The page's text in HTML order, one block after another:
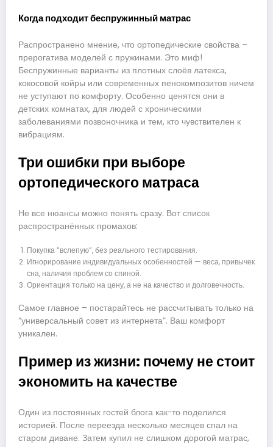
Когда подходит беспружинный матрас
Распространено мнение, что ортопедические свойства –
прерогатива моделей с пружинами. Это миф!
Беспружинные варианты из плотных слоёв латекса,
кокосовой койры или современных пенокомпозитов ничем
не уступают по комфорту. Особенно ценятся они в
детских комнатах, для людей с хроническими
заболеваниями позвоночника и тем, кто чувствителен к
вибрациям.
Три ошибки при выборе
ортопедического матраса
Не все нюансы можно понять сразу. Вот список
распространённых промахов:
Покупка “вслепую”, без реального тестирования.
Игнорирование индивидуальных особенностей — веса, привычек
сна, наличия проблем со спиной.
Ориентация только на цену, а не на качество и долговечность.
Самое главное – постарайтесь не рассчитывать только на
“универсальный совет из интернета”. Ваш комфорт
уникален.
Пример из жизни: почему не стоит
экономить на качестве
Один из постоянных гостей блога как-то поделился
историей. После переезда несколько месяцев спал на
старом диване. Затем купил не слишком дорогой матрас,